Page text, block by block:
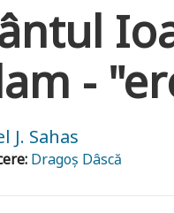
-
J. Sahas
Dragoș Dâscă